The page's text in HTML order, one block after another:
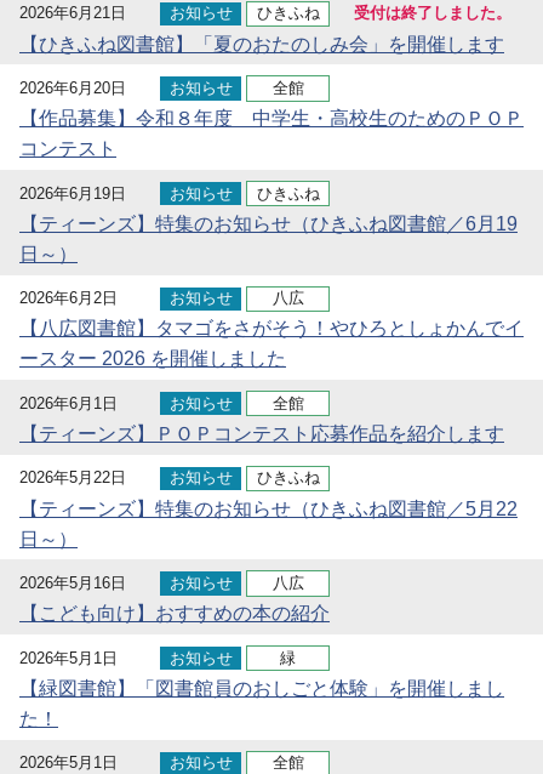
2026年6月21日 お知らせ ひきふね 受付は終了しました。
【ひきふね図書館】「夏のおたのしみ会」を開催します
2026年6月20日 お知らせ 全館
【作品募集】令和８年度 中学生・高校生のためのＰＯＰ
コンテスト
2026年6月19日 お知らせ ひきふね
【ティーンズ】特集のお知らせ（ひきふね図書館／6月19
日～）
2026年6月2日 お知らせ 八広
【八広図書館】タマゴをさがそう！やひろとしょかんでイ
ースター 2026 を開催しました
2026年6月1日 お知らせ 全館
【ティーンズ】ＰＯＰコンテスト応募作品を紹介します
2026年5月22日 お知らせ ひきふね
【ティーンズ】特集のお知らせ（ひきふね図書館／5月22
日～）
2026年5月16日 お知らせ 八広
【こども向け】おすすめの本の紹介
2026年5月1日 お知らせ 緑
【緑図書館】「図書館員のおしごと体験」を開催しまし
た！
2026年5月1日 お知らせ 全館